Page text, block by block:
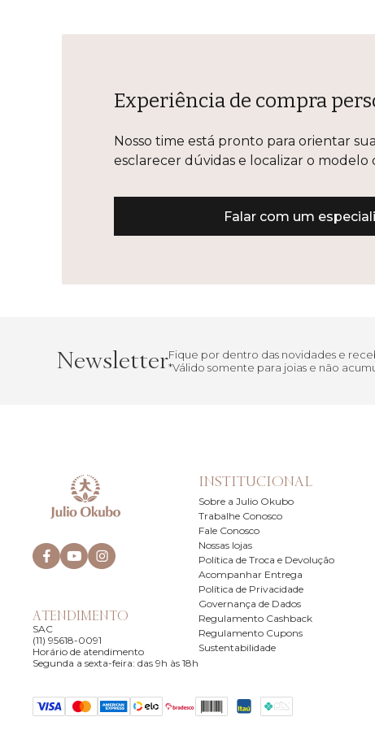
Experiência de compra
Nosso time está pronto para orientar
esclarecer dúvidas e localizar o modelo
Falar com um
NewsletterFique por dentro das novidades e
*Válido somente para joias e não
ATENDIMENTO
SAC
(11) 95618-0091
Horário de atendimento
Segunda a sexta-feira: das 9h às 18h
INSTITUCIONAL
Sobre a Julio Okubo
Trabalhe Conosco
Fale Conosco
Nossas lojas
Política de Troca e Devolução
Acompanhar Entrega
Política de Privacidade
Governança de Dados
Regulamento Cashback
Regulamento Cupons
Sustentabilidade